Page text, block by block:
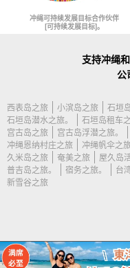
冲绳可持续发展目标合作伙伴
[可持续发展目标]。
支持冲绳
公
西表岛之旅 小滨岛之旅 石垣
石垣岛潜水之旅。
石垣岛租车
宫古岛之旅
宫古岛浮潜之旅。
冲绳恩纳村庄之旅
冲绳帆伞之
久米岛之旅
奄美之旅 屋久岛
普吉岛之旅。
宿务之旅。 台
新雪谷之旅
(c) 2026 久